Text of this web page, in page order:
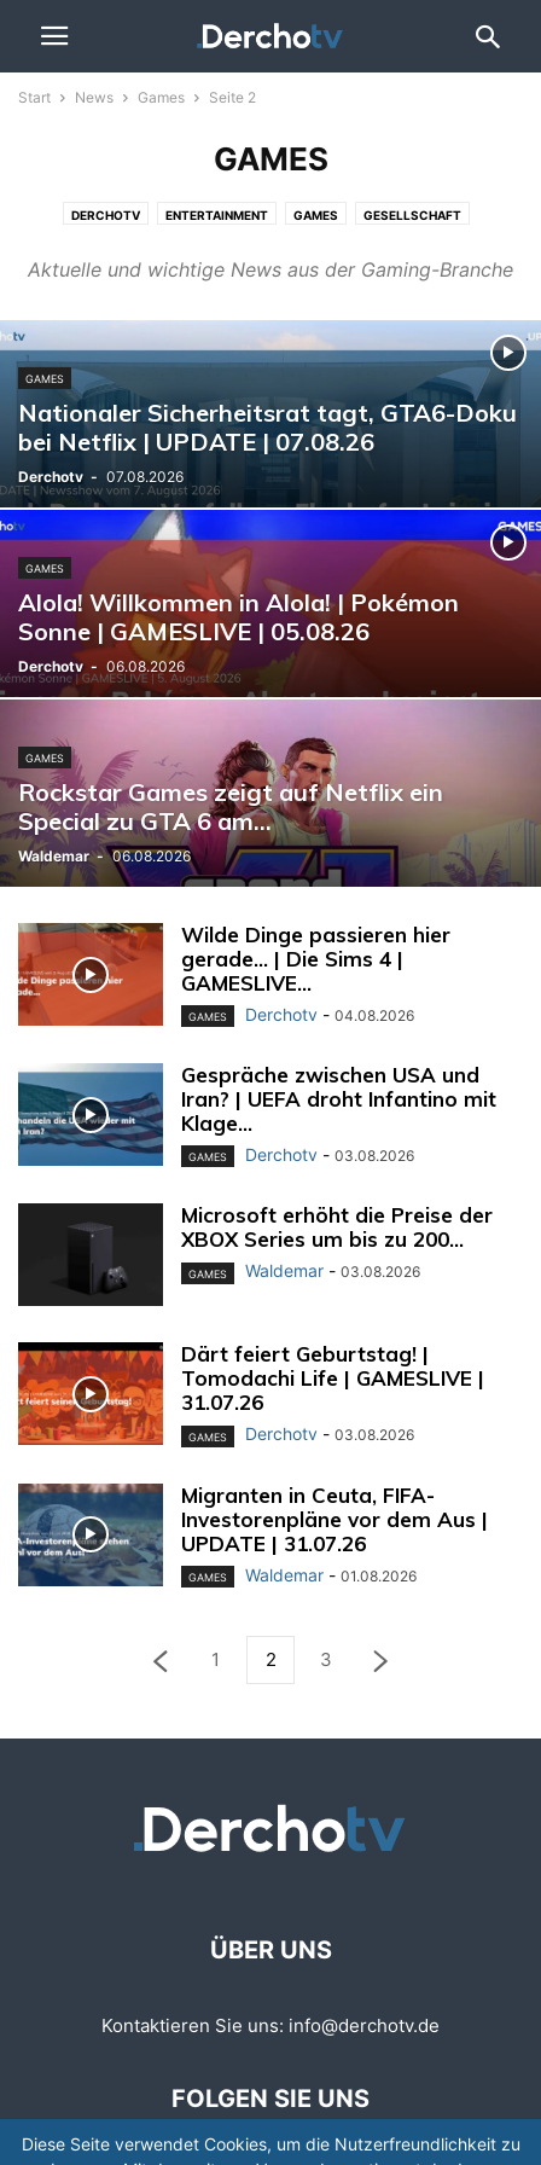
Start News Games Seite 2
GAMES
DERCHOTV ENTERTAINMENT GAMES GESELLSCHAFT
Aktuelle und wichtige News aus der Gaming-Branche
GAMES
Nationaler Sicherheitsrat tagt, GTA6-Doku
bei Netflix | UPDATE | 07.08.26
Derchotv - 07.08.2026
GAMES
Alola! Willkommen in Alola! | Pokémon
Sonne | GAMESLIVE | 05.08.26
Derchotv - 06.08.2026
GAMES
Rockstar Games zeigt auf Netflix ein
Special zu GTA 6 am...
Waldemar - 06.08.2026
Wilde Dinge passieren hier
gerade… | Die Sims 4 |
GAMESLIVE...
GAMES Derchotv - 04.08.2026
Gespräche zwischen USA und
Iran? | UEFA droht Infantino mit
Klage...
GAMES Derchotv - 03.08.2026
Microsoft erhöht die Preise der
XBOX Series um bis zu 200...
GAMES Waldemar - 03.08.2026
Därt feiert Geburtstag! |
Tomodachi Life | GAMESLIVE |
31.07.26
GAMES Derchotv - 03.08.2026
Migranten in Ceuta, FIFA-
Investorenpläne vor dem Aus |
UPDATE | 31.07.26
GAMES Waldemar - 01.08.2026
1 2 3
ÜBER UNS
Kontaktieren Sie uns: info@derchotv.de
FOLGEN SIE UNS
Diese Seite verwendet Cookies, um die Nutzerfreundlichkeit zu